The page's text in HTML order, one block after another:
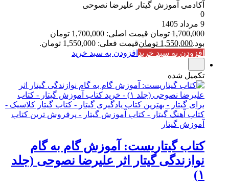
آکادمی آموزش گیتار علیرضا نصوحی
0
9 مرداد 1405
1,700,000 تومان
قیمت اصلی: 1,700,000 تومان
بود.1,550,000 تومانقیمت فعلی: 1,550,000 تومان.
افزودن به سبد خرید افزودن به سبد خرید
تکمیل شده
کتاب گیتاریست: آموزش گام به گام
نوازندگی گیتار اثر علیرضا نصوحی (جلد
۱)